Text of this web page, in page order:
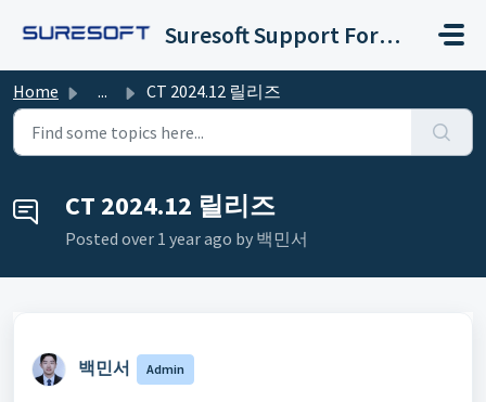
Suresoft Support Forum
Home ... CT 2024.12 릴리즈
CT 2024.12 릴리즈
Posted over 1 year ago by 백민서 ㅤ
백민서 ㅤ Admin